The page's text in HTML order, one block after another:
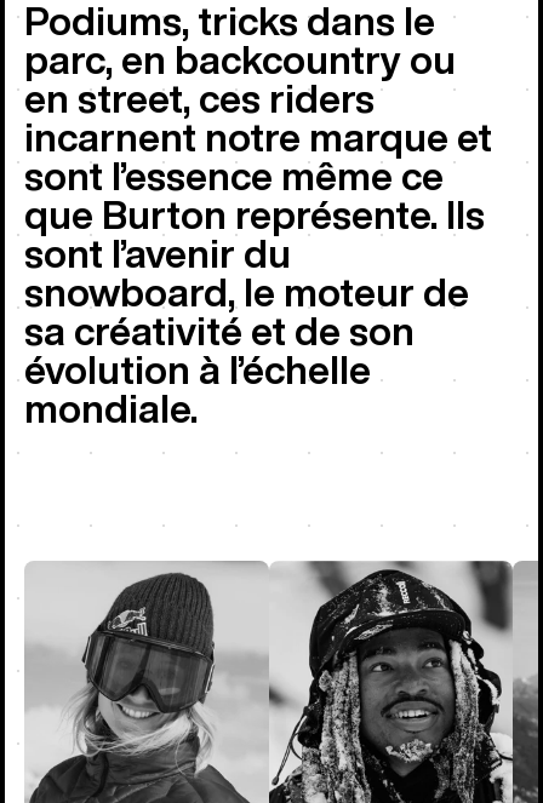
Podiums, tricks dans le
parc, en backcountry ou
en street, ces riders
incarnent notre marque et
sont l’essence même ce
que Burton représente. Ils
sont l’avenir du
snowboard, le moteur de
sa créativité et de son
évolution à l’échelle
mondiale.